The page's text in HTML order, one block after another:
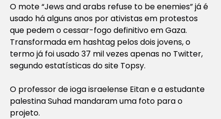
O mote “Jews and arabs refuse to be enemies” já é
usado há alguns anos por ativistas em protestos
que pedem o cessar-fogo definitivo em Gaza.
Transformada em hashtag pelos dois jovens, o
termo já foi usado 37 mil vezes apenas no Twitter,
segundo estatísticas do site Topsy.
O professor de ioga israelense Eitan e a estudante
palestina Suhad mandaram uma foto para o
projeto.